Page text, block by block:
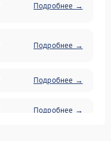
Подробнее →
Подробнее →
Подробнее →
Подробнее →